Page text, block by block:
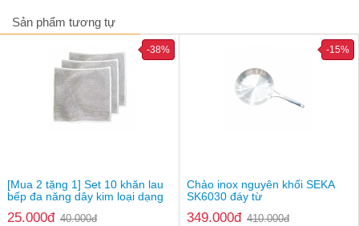
Bình giữ nhiệt inox Zebra Smart III 112948 - 1.5L (màu đỏ)
Sản phẩm tương tự
[Mua 2 tặng 1] Set 10 khăn lau
bếp đa năng dây kim loại dạng
25.000đ 40.000đ
-38%
Chảo inox nguyên khối SEKA
SK6030 đáy từ
349.000đ 410.000đ
-15%